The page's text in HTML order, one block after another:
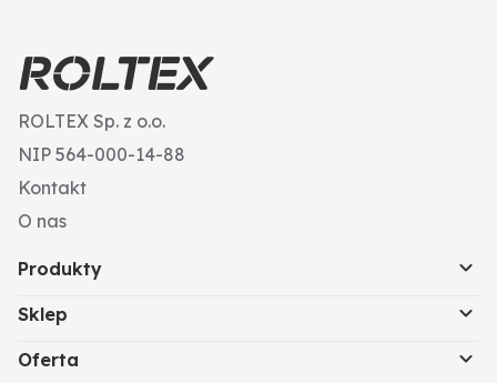
ROLTEX Sp. z o.o.
NIP 564-000-14-88
Kontakt
O nas
Produkty
Sklep
Oferta